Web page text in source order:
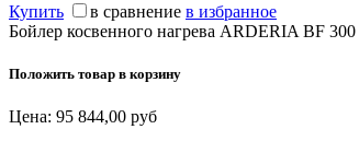
Купить в сравнение в избранное
Бойлер косвенного нагрева ARDERIA BF
Положить товар в корзину
Цена: 95 844,00 руб